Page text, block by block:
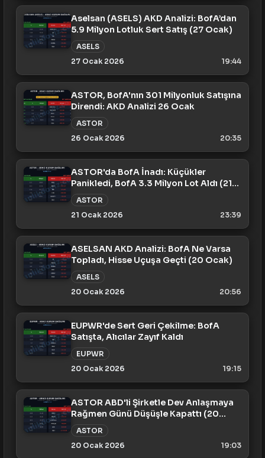
Aselsan (ASELS) AKD Analizi: BofA’dan
5.9 Milyon Lotluk Sert Satış (27 Ocak)
ASELS
27 Ocak 2026
19:44
ASTOR, BofA'nın 301 Milyonluk Satışına
Direndi: AKD Analizi 26 Ocak
ASTOR
26 Ocak 2026
20:35
ASTOR'da BofA İnadı: Küçükler
Panikledi, BofA 3.3 Milyon Lot Aldı (21
Ocak)
ASTOR
21 Ocak 2026
23:39
ASELSAN AKD Analizi: BofA Ne Varsa
Topladı, Hisse Uçuşa Geçti (20 Ocak)
ASELS
20 Ocak 2026
20:56
EUPWR'de Sert Geri Çekilme: BofA
Satışta, Alıcılar Zayıf Kaldı
EUPWR
20 Ocak 2026
19:15
ASTOR ABD'li Şirketle Dev Anlaşmaya
Rağmen Günü Düşüşle Kapattı (20
Ocak)
ASTOR
20 Ocak 2026
19:03